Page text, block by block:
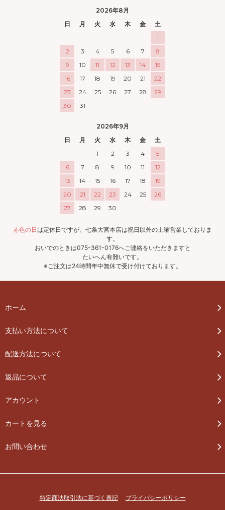
2026年8月
日
月 火 水 木 金
土
1
2
3 4 5 6 7
8
9
10 11 12 13 14
15
16
17 18 19 20 21
22
23
24 25 26 27 28
29
30
31
2026年9月
日
月 火 水 木 金
土
1
2 3 4
5
6
7 8 9 10 11
12
13
14 15 16 17 18
19
20
21 22 23 24 25
26
27
28 29 30
赤色の日は定休日ですが、七条大宮本店は祝日以外の土曜営業しておりま
す。
おいでのときは075-361-0176へご連絡をいただきますと
たいへん有難いです。
※ご注文は24時間年中無休で受け付けております。
ホーム
支払い方法について
配送方法について
返品について
アカウント
カートを見る
お問い合わせ
特定商法取引法に基づく表記 プライバシーポリシー